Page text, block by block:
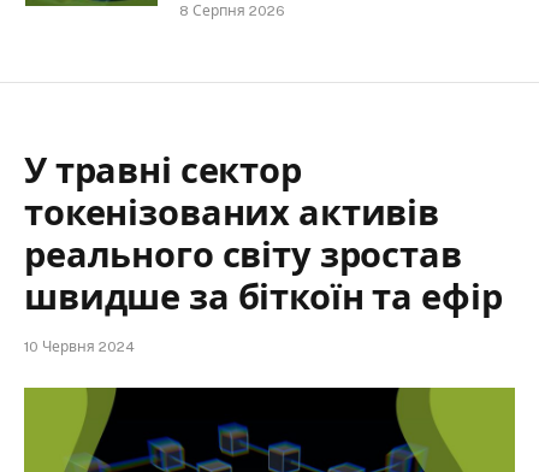
8 Серпня 2026
У травні сектор
токенізованих активів
реального світу зростав
швидше за біткоїн та ефір
10 Червня 2024